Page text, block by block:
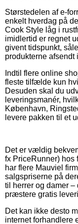
Størstedelen af e-
enkelt hverdag på
Cook Style låg i
imidlertid er regnet
givent tidspunkt,
produkterne afsendt
Indtil flere online
fleste tilfælde kun
Desuden skal du
leveringsmanér,
København,
levere pakken til et
Det er vældig
fx PriceRunner) hos
har flere Mauviel
salgspriserne på
til herrer og damer
præstere gratis
Det kan ikke desto
internet forhandlere